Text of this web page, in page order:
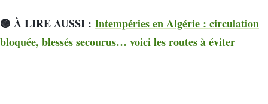
🟢 À LIRE AUSSI : Intempéries en Algérie : circulation
bloquée, blessés secourus… voici les routes à éviter